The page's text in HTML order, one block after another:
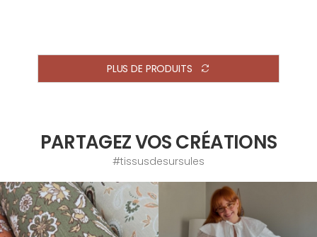
PLUS DE PRODUITS
PARTAGEZ VOS CRÉATIONS
#tissusdesursules